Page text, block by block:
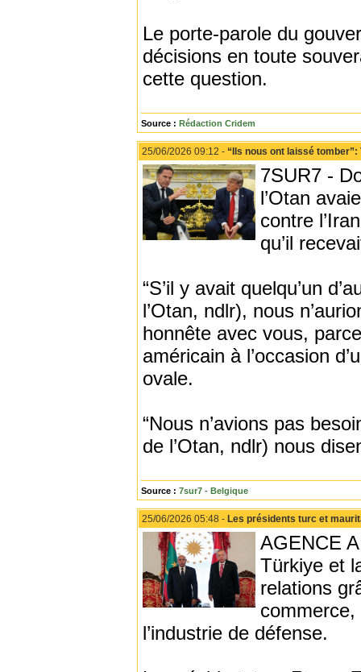
Le porte-parole du
décisions en toute
cette question.
Source : Rédaction Cridem
25/06/2026 09:12 - “Ils nous ont laissé tomber”:
7SUR7 -
l’Otan
contre
qu’il
“S’il y avait quelqu’un
l’Otan, ndlr), nous
honnête avec vous,
américain à l’occasion
ovale.
“Nous n’avions pas
de l’Otan, ndlr) nous
Source : 7sur7 - Belgique
25/06/2026 05:48 - Les présidents turc et
AGENCE
Türkiye et
relations
commerce,
l’industrie de défense.